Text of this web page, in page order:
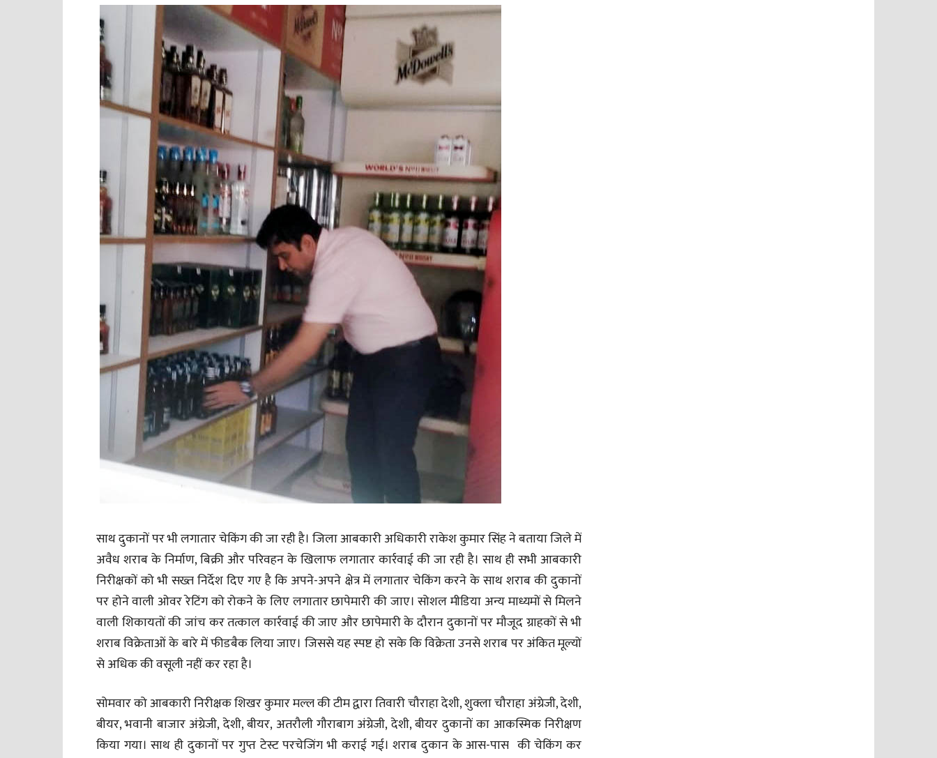
साथ दुकानों पर भी लगातार चेकिंग की जा रही है। जिला आबकारी अधिकारी राकेश कुमार सिंह ने बताया जिले में
अवैध शराब के निर्माण, बिक्री और परिवहन के खिलाफ लगातार कार्रवाई की जा रही है। साथ ही सभी आबकारी
निरीक्षकों को भी सख्त निर्देश दिए गए है कि अपने-अपने क्षेत्र में लगातार चेकिंग करने के साथ शराब की दुकानों
पर होने वाली ओवर रेटिंग को रोकने के लिए लगातार छापेमारी की जाए। सोशल मीडिया अन्य माध्यमों से मिलने
वाली शिकायतों की जांच कर तत्काल कार्रवाई की जाए और छापेमारी के दौरान दुकानों पर मौजूद ग्राहकों से भी
शराब विक्रेताओं के बारे में फीडबैक लिया जाए। जिससे यह स्पष्ट हो सके कि विक्रेता उनसे शराब पर अंकित मूल्यों
से अधिक की वसूली नहीं कर रहा है।
सोमवार को आबकारी निरीक्षक शिखर कुमार मल्ल की टीम द्वारा तिवारी चौराहा देशी, शुक्ला चौराहा अंग्रेजी, देशी,
बीयर, भवानी बाजार अंग्रेजी, देशी, बीयर, अतरौली गौराबाग अंग्रेजी, देशी, बीयर दुकानों का आकस्मिक निरीक्षण
किया गया। साथ ही दुकानों पर गुप्त टेस्ट परचेजिंग भी कराई गई। शराब दुकान के आस-पास की चेकिंग कर